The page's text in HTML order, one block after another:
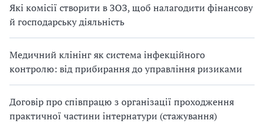
Які комісії створити в ЗОЗ, щоб налагодити фінансову
й господарську діяльність
Медичний клінінг як система інфекційного
контролю: від прибирання до управління ризиками
Договір про співпрацю з організації проходження
практичної частини інтернатури (стажування)